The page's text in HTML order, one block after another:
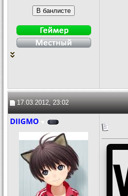
17.03.2012, 23:02
DIIGMO